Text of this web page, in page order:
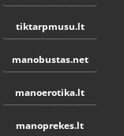
tiktarpmusu.lt
manobustas.net
manoerotika.lt
manoprekes.lt